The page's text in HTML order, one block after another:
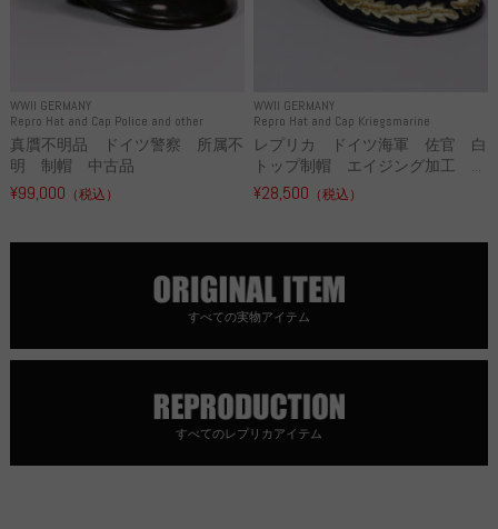
WWII GERMANY
Repro Hat and Cap Police and other
真贋不明品 ドイツ警察 所属不
明 制帽 中古品
¥99,000 （税込）
WWII GERMANY
Repro Hat and Cap Kriegsmarine
レプリカ ドイツ海軍 佐官 白
トップ制帽 エイジング加工 ...
¥28,500 （税込）
すべての実物アイテム
すべてのレプリカアイテム